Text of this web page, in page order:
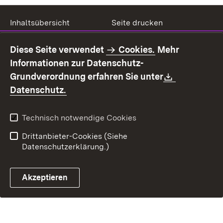
Inhaltsübersicht
Seite drucken
Benutzungshinweise
Erklärung zur
Barrierefreiheit
Kontakt
Fehlerhaften Link melden
Diese Seite verwendet Cookies. Mehr
Informationen zur Datenschutz-
Grundverordnung erfahren Sie unter
Datenschutz.
Technisch notwendige Cookies
Drittanbieter-Cookies (Siehe
Datenschutzerklärung.)
Akzeptieren